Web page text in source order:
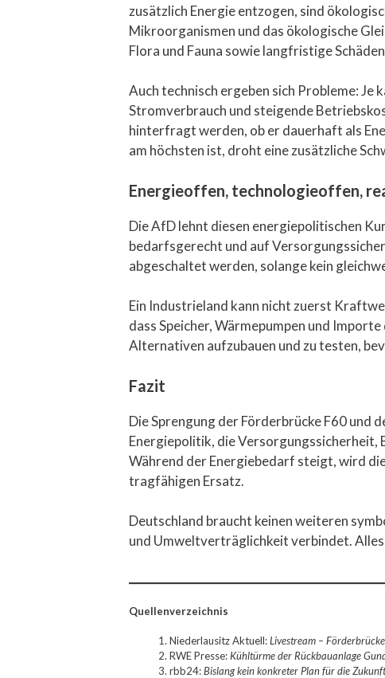
zusätzlich Energie entzogen, sind
Mikroorganismen und das ökologische
Flora und Fauna sowie langfristige
Auch technisch ergeben sich Probleme:
Stromverbrauch und steigende
hinterfragt werden, ob er dauerhaft als
am höchsten ist, droht eine zusätzliche
Energieoffen, technologieoffen,
Die AfD lehnt diesen energiepolitischen
bedarfsgerecht und auf
abgeschaltet werden, solange kein
Ein Industrieland kann nicht zuerst
dass Speicher, Wärmepumpen und
Alternativen aufzubauen und zu testen,
Fazit
Die Sprengung der Förderbrücke F60 und
Energiepolitik, die
Während der Energiebedarf steigt, wird
tragfähigen Ersatz.
Deutschland braucht keinen weiteren
und Umweltverträglichkeit verbindet.
Quellenverzeichnis
Niederlausitz Aktuell:Livestream –
RWE Presse: Kühltürme der Rückbauanlage
rbb24:Bislang kein konkreter Plan für die